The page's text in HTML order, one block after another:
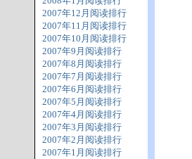
2007年12月阅读排行
2007年11月阅读排行
2007年10月阅读排行
2007年9月阅读排行
2007年8月阅读排行
2007年7月阅读排行
2007年6月阅读排行
2007年5月阅读排行
2007年4月阅读排行
2007年3月阅读排行
2007年2月阅读排行
2007年1月阅读排行